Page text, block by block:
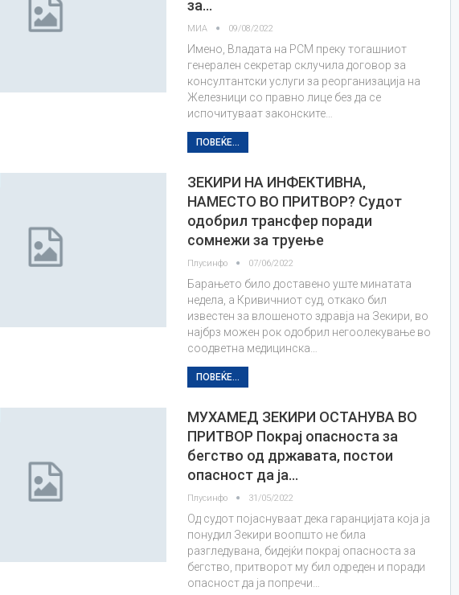
за…
МИА 09/08/2022
Имено, Владата на РСМ преку тогашниот
генерален секретар склучила договор за
консултантски услуги за реорганизација на
Желeзници со правно лице без да се
испочитуваат законските…
ПОВЕЌЕ...
ЗЕКИРИ НА ИНФЕКТИВНА,
НАМЕСТО ВО ПРИТВОР? Судот
одобрил трансфер поради
сомнежи за труење
Плусинфо 07/06/2022
Барањето било доставено уште минатата
недела, а Кривичниот суд, откако бил
известен за влошеното здравја на Зекири, во
најбрз можен рок одобрил негоолекување во
соодветна медицинска…
ПОВЕЌЕ...
МУХАМЕД ЗЕКИРИ ОСТАНУВА ВО
ПРИТВОР Покрај опасноста за
бегство од државата, постои
опасност да ја…
Плусинфо 31/05/2022
Од судот појаснуваат дека гаранцијата која ја
понудил Зекири воопшто не била
разгледувана, бидејќи покрај опасноста за
бегство, притворот му бил одреден и поради
опасност да ја попречи…